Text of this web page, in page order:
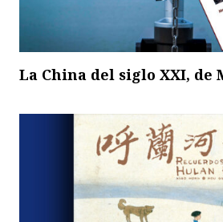
La China del siglo XXI, de